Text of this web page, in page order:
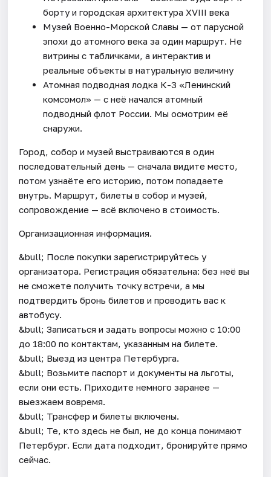
борту и городская архитектура XVIII века
Музей Военно-Морской Славы — от парусной
эпохи до атомного века за один маршрут. Не
витрины с табличками, а интерактив и
реальные объекты в натуральную величину
Атомная подводная лодка К-3 «Ленинский
комсомол» — с неё начался атомный
подводный флот России. Мы осмотрим её
снаружи.
Город, собор и музей выстраиваются в один
последовательный день — сначала видите место,
потом узнаёте его историю, потом попадаете
внутрь. Маршрут, билеты в собор и музей,
сопровождение — всё включено в стоимость.
Организационная информация.
&bull; После покупки зарегистрируйтесь у
организатора. Регистрация обязательна: без неё вы
не сможете получить точку встречи, а мы
подтвердить бронь билетов и проводить вас к
автобусу.
&bull; Записаться и задать вопросы можно с 10:00
до 18:00 по контактам, указанным на билете.
&bull; Выезд из центра Петербурга.
&bull; Возьмите паспорт и документы на льготы,
если они есть. Приходите немного заранее —
выезжаем вовремя.
&bull; Трансфер и билеты включены.
&bull; Те, кто здесь не был, не до конца понимают
Петербург. Если дата подходит, бронируйте прямо
сейчас.